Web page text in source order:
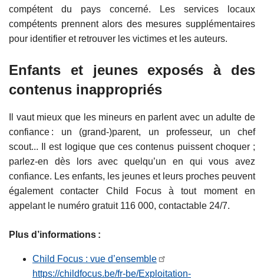
compétent du pays concerné. Les services locaux
compétents prennent alors des mesures supplémentaires
pour identifier et retrouver les victimes et les auteurs.
Enfants et jeunes exposés à des
contenus inappropriés
Il vaut mieux que les mineurs en parlent avec un adulte de
confiance : un (grand-)parent, un professeur, un chef
scout... Il est logique que ces contenus puissent choquer ;
parlez-en dès lors avec quelqu’un en qui vous avez
confiance. Les enfants, les jeunes et leurs proches peuvent
également contacter Child Focus à tout moment en
appelant le numéro gratuit 116 000, contactable 24/7.
Plus d’informations :
Child Focus : vue d’ensemble
https://childfocus.be/fr-be/Exploitation-